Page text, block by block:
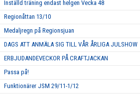
Inställd träning endast helgen Vecka 48
Regionåttan 13/10
Medaljregn på Regionsjuan
DAGS ATT ANMÄLA SIG TILL VÅR ÅRLIGA JULSHOW
ERBJUDANDEVECKOR PÅ CRAFTJACKAN
Passa på!
Funktionärer JSM 29/11-1/12